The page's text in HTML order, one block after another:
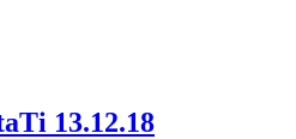
13.12.18